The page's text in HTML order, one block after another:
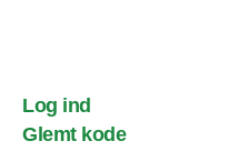
Log ind
Glemt kode